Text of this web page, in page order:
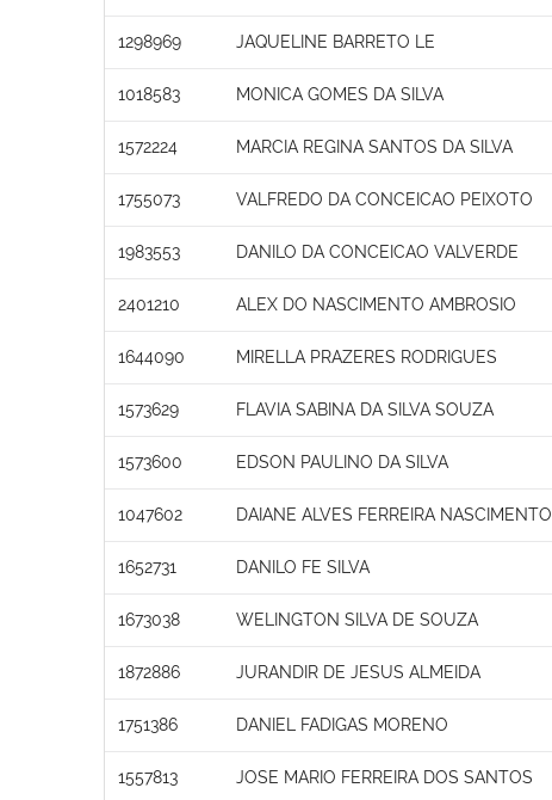
1298969 JAQUELINE BARRETO LE
1018583 MONICA GOMES DA SILVA
1572224 MARCIA REGINA SANTOS DA SILVA
1755073 VALFREDO DA CONCEICAO PEIXOTO
1983553 DANILO DA CONCEICAO VALVERDE
2401210 ALEX DO NASCIMENTO AMBROSIO
1644090 MIRELLA PRAZERES RODRIGUES
1573629 FLAVIA SABINA DA SILVA SOUZA
1573600 EDSON PAULINO DA SILVA
1047602 DAIANE ALVES FERREIRA NASCIMENTO
1652731 DANILO FE SILVA
1673038 WELINGTON SILVA DE SOUZA
1872886 JURANDIR DE JESUS ALMEIDA
1751386 DANIEL FADIGAS MORENO
1557813 JOSE MARIO FERREIRA DOS SANTOS